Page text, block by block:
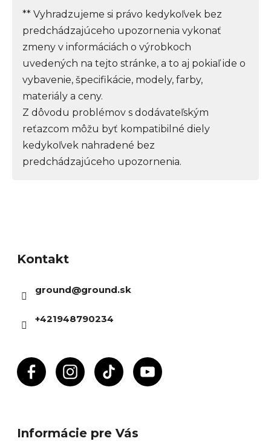
** Vyhradzujeme si právo kedykoľvek bez
predchádzajúceho upozornenia vykonať
zmeny v informáciách o výrobkoch
uvedených na tejto stránke, a to aj pokiaľ ide o
vybavenie, špecifikácie, modely, farby,
materiály a ceny.
Z dôvodu problémov s dodávateľským
reťazcom môžu byť kompatibilné diely
kedykoľvek nahradené bez
predchádzajúceho upozornenia.
Kontakt
ground@ground.sk
+421948790234
Informácie pre Vás